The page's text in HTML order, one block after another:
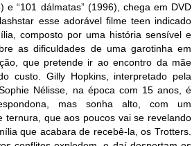
e “101 dálmatas” (1996), chega em DVD
esse adorável filme teen indicado
composto por uma história sensível e
as dificuldades de uma garotinha em
que pretende ir ao encontro da mãe
custo. Gilly Hopkins, interpretado pela
Nélisse, na época com 15 anos, é
mas sonha alto, com um
ternura, que aos poucos vai se revelando
que acabara de recebê-la, os Trotters.